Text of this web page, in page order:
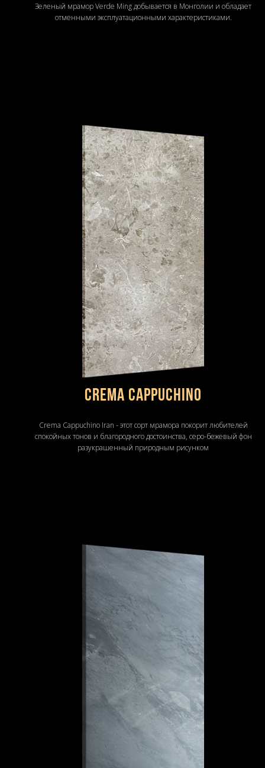
Зеленый мрамор Verde Ming добывается в Монголии и обладает
отменными эксплуатационными характеристиками.
Crema Cappuchino
Crema Cappuchino Iran - этот сорт мрамора покорит любителей
спокойных тонов и благородного достоинства, серо-бежевый фон
разукрашенный природным рисунком